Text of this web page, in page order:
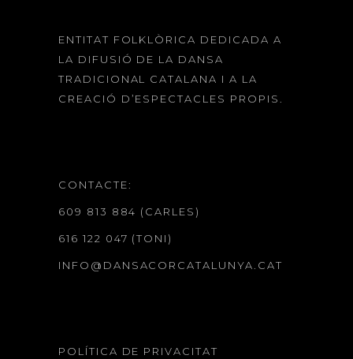
ENTITAT FOLKLÒRICA DEDICADA A
LA DIFUSIÓ DE LA DANSA
TRADICIONAL CATALANA I A LA
CREACIÓ D’ESPECTACLES PROPIS.
CONTACTE:
609 813 884 (CARLES)
616 122 047 (TONI)
INFO@DANSACORCATALUNYA.CAT
POLÍTICA DE PRIVACITAT